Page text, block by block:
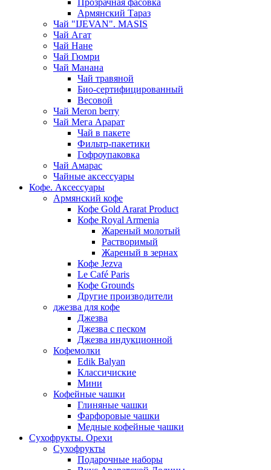
Прозрачная фасовка
Армянский Тараз
Чай "IJEVAN". MASIS
Чай Агат
Чай Нане
Чай Гюмри
Чай Манана
Чай травяной
Био-сертифицированный
Весовой
Чай Meron berry
Чай Мега Арарат
Чай в пакете
Фильтр-пакетики
Гофроупаковка
Чай Амарас
Чайные аксессуары
Кофе. Аксессуары
Армянский кофе
Кофе Gold Ararat Product
Кофе Royal Armenia
Жареный молотый
Растворимый
Жареный в зернах
Кофе Jezva
Le Café Paris
Кофе Grounds
Другие производители
джезва для кофе
Джезва
Джезва с песком
Джезва индукционной
Кофемолки
Edik Balyan
Классичиские
Мини
Кофейные чашки
Глиняные чашки
Фарфоровые чашки
Медные кофейные чашки
Сухофрукты. Орехи
Сухофрукты
Подарочные наборы